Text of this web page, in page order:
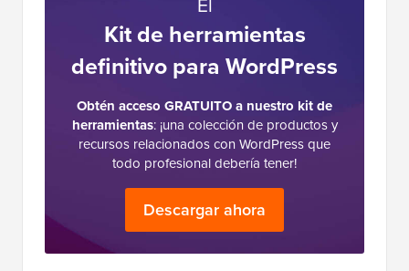
conoce como la Wikipedia de WordPress.
El
Kit de herramientas
definitivo para WordPress
Obtén acceso GRATUITO a nuestro kit de